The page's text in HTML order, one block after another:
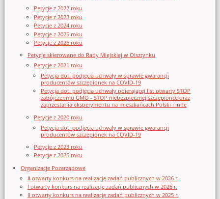
Petycje z 2022 roku
Petycje z 2023 roku
Petycje z 2024 roku
Petycje z 2025 roku
Petycje z 2026 roku
Petycje skierowane do Rady Miejskiej w Olsztynku
Petycje z 2021 roku
Petycja dot. podjęcia uchwały w sprawie gwarancji
producentów szczepionek na COVID-19
Petycja dot. podjęcia uchwały poierającej list otwarty STOP
zabójczenmu GMO - STOP niebezpiecznej szczepionce oraz
zaprzestania eksperymentu na mieszkańcach Polski i inne
Petycje z 2020 roku
Petycja dot. podjęcia uchwały w sprawie gwarancji
producentów szczepionek na COVID-19
Petycje z 2023 roku
Petycje z 2025 roku
Organizacje Pozarządowe
II otwarty konkurs na realizację zadań publicznych w 2026 r.
I otwarty konkurs na realizację zadań publicznych w 2026 r.
II otwarty konkurs na realizację zadań publicznych w 2025 r.